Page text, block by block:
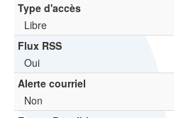
Type d'accès
Libre
Flux RSS
Oui
Alerte courriel
Non